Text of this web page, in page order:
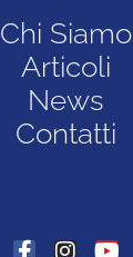
Chi Siamo
Articoli
News
Contatti